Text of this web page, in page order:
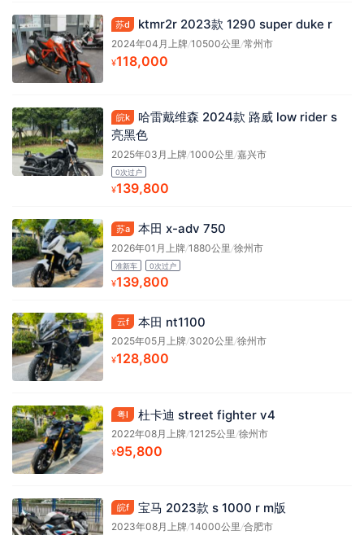
苏d ktmr2r 2023款 1290 super duke r
2024年04月上牌/10500公里 /常州市
¥118,000
皖k
哈雷戴维森 2024款 路威 low rider s
亮黑色
2025年03月上牌/1000公里 /嘉兴市
0次过户
¥139,800
苏a 本田 x-adv 750
2026年01月上牌/1880公里 /徐州市
准新车 0次过户
¥139,800
云f 本田 nt1100
2025年05月上牌/3020公里/徐州市
¥128,800
粤l 杜卡迪 street fighter v4
2022年08月上牌/12125公里/徐州市
¥95,800
皖f 宝马 2023款 s 1000 r m版
2023年08月上牌/14000公里/合肥市